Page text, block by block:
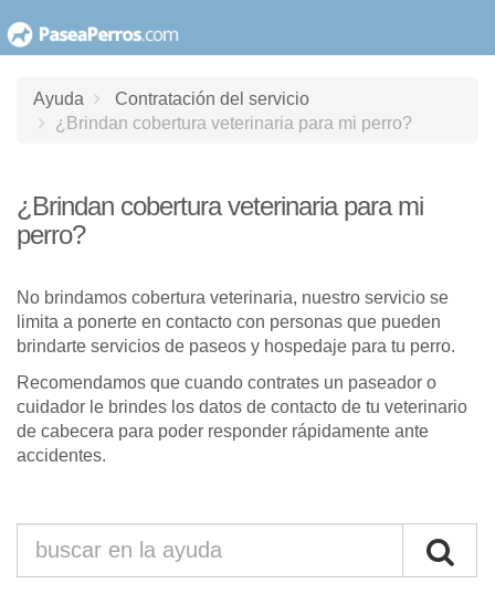
al
contenido
Ayuda
Contratación del servicio
¿Brindan cobertura veterinaria para mi perro?
¿Brindan cobertura veterinaria para mi
perro?
No brindamos cobertura veterinaria, nuestro servicio se
limita a ponerte en contacto con personas que pueden
brindarte servicios de paseos y hospedaje para tu perro.
Recomendamos que cuando contrates un paseador o
cuidador le brindes los datos de contacto de tu veterinario
de cabecera para poder responder rápidamente ante
accidentes.